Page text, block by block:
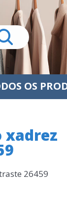
OS
xadrez
26459